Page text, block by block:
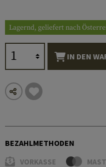
Lagernd, geliefert nach
IN DEN
BEZAHLMETHODEN
VORKASSE